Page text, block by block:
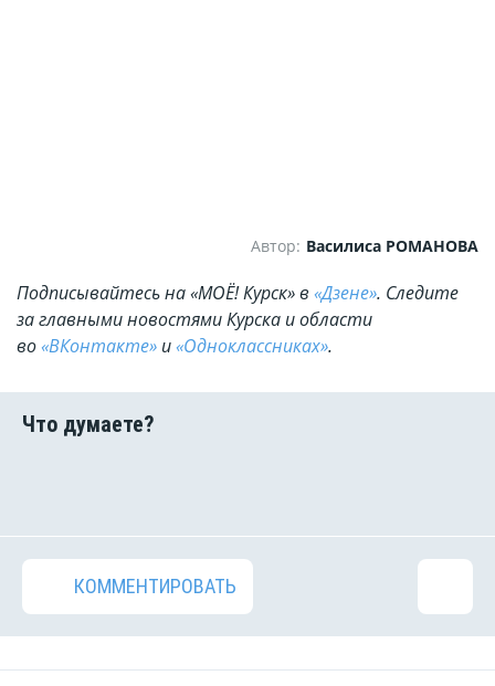
Автор: Василиса РОМАНОВА
Подписывайтесь на «МОЁ! Курск» в «Дзене». Cледите
за главными новостями Курска и области
во«ВКонтакте» и«Одноклассниках».
КОММЕНТИРОВАТЬ